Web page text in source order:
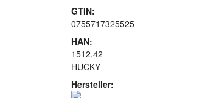
GTIN:
0755717325525
HAN:
1512.42
HUCKY
Hersteller: